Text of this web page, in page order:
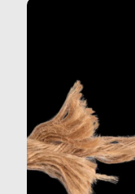
dietro gli oggetti e i